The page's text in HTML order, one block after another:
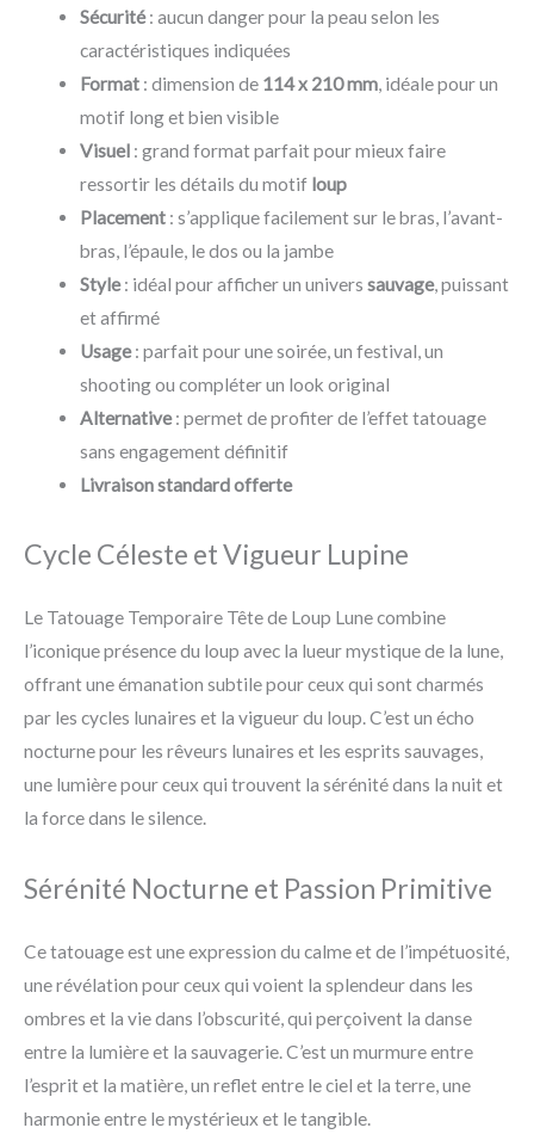
Sécurité: aucun danger pour la peau selon les
caractéristiques indiquées
Format: dimension de 114 x 210 mm, idéale pour un
motif long et bien visible
Visuel: grand format parfait pour mieux faire
ressortir les détails du motif loup
Placement: s’applique facilement sur le bras, l’avant-
bras, l’épaule, le dos ou la jambe
Style: idéal pour afficher un univers sauvage, puissant
et affirmé
Usage: parfait pour une soirée, un festival, un
shooting ou compléter un look original
Alternative: permet de profiter de l’effet tatouage
sans engagement définitif
Livraison standard offerte
Cycle Céleste et Vigueur Lupine
Le Tatouage Temporaire Tête de Loup Lune combine
l’iconique présence du loup avec la lueur mystique de la lune,
offrant une émanation subtile pour ceux qui sont charmés
par les cycles lunaires et la vigueur du loup. C’est un écho
nocturne pour les rêveurs lunaires et les esprits sauvages,
une lumière pour ceux qui trouvent la sérénité dans la nuit et
la force dans le silence.
Sérénité Nocturne et Passion Primitive
Ce tatouage est une expression du calme et de l’impétuosité,
une révélation pour ceux qui voient la splendeur dans les
ombres et la vie dans l’obscurité, qui perçoivent la danse
entre la lumière et la sauvagerie. C’est un murmure entre
l’esprit et la matière, un reflet entre le ciel et la terre, une
harmonie entre le mystérieux et le tangible.